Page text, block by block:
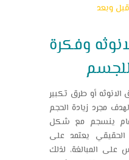
وبعد
وفكرة
أو طرق تكبير
مجرد زيادة الحجم
ينسجم مع شكل
الحقيقي يعتمد على
على المبالغة، لذلك